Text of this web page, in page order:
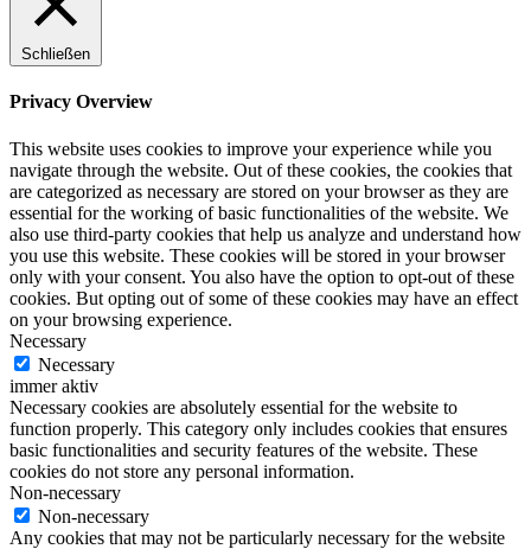
Schließen
Privacy Overview
This website uses cookies to improve your experience while you
navigate through the website. Out of these cookies, the cookies that
are categorized as necessary are stored on your browser as they are
essential for the working of basic functionalities of the website. We
also use third-party cookies that help us analyze and understand how
you use this website. These cookies will be stored in your browser
only with your consent. You also have the option to opt-out of these
cookies. But opting out of some of these cookies may have an effect
on your browsing experience.
Necessary
Necessary
immer aktiv
Necessary cookies are absolutely essential for the website to
function properly. This category only includes cookies that ensures
basic functionalities and security features of the website. These
cookies do not store any personal information.
Non-necessary
Non-necessary
Any cookies that may not be particularly necessary for the website